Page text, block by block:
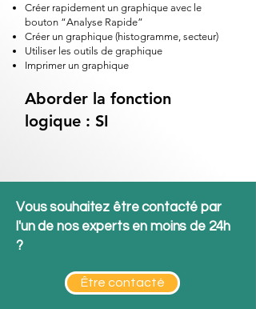
Créer rapidement un graphique avec le
bouton “Analyse Rapide”
Créer un graphique (histogramme, secteur)
Utiliser les outils de graphique
Imprimer un graphique
Aborder la fonction
logique : SI
Vous souhaitez être contacté par
l'un de nos experts en moins de 24h
?
Être contacté